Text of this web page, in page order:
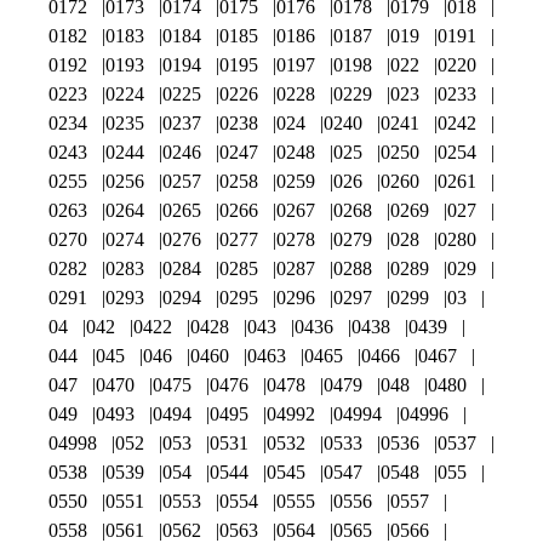
0172 0173 0174 0175 0176 0178 0179
018
0182
0183 0184 0185 0186 0187 019
0191
0192
0193 0194 0195 0197 0198 022
0220
0223
0224 0225 0226 0228 0229 023
0233
0234
0235 0237 0238 024 0240 0241
0242
0243
0244 0246 0247 0248 025 0250
0254
0255
0256 0257 0258 0259 026 0260
0261
0263
0264 0265 0266 0267 0268 0269
027
0270
0274 0276 0277 0278 0279 028
0280
0282
0283 0284 0285 0287 0288 0289
029
0291
0293 0294 0295 0296 0297 0299
03
04
042 0422 0428 043 0436 0438
0439
044
045 046 0460 0463 0465 0466
0467
047
0470 0475 0476 0478 0479 048
0480
049
0493 0494 0495 04992 04994
04996
04998
052 053 0531 0532 0533 0536
0537
0538
0539 054 0544 0545 0547 0548
055
0550
0551 0553 0554 0555 0556
0557
0558
0561 0562 0563 0564 0565
0566